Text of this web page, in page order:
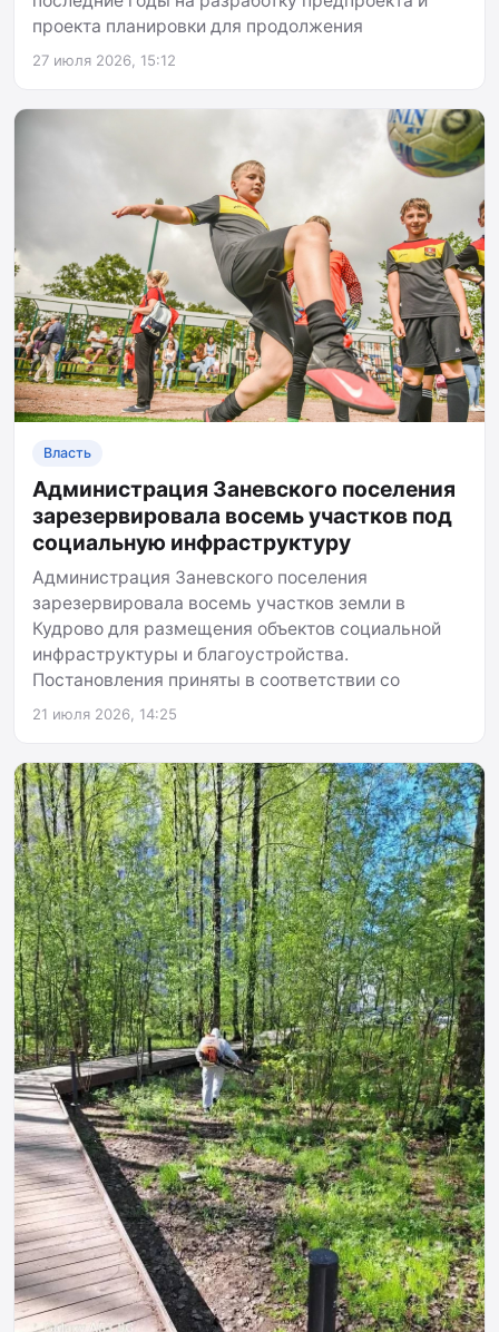
проекта планировки для продолжения
27 июля 2026, 15:12
Власть
Администрация Заневского поселения
зарезервировала восемь участков под
социальную инфраструктуру
Администрация Заневского поселения
зарезервировала восемь участков земли в
Кудрово для размещения объектов социальной
инфраструктуры и благоустройства.
Постановления приняты в соответствии со
21 июля 2026, 14:25